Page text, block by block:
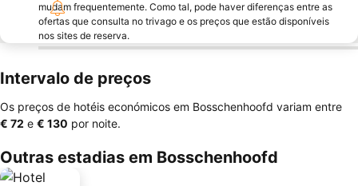
mudam frequentemente. Como tal, pode haver diferenças entre as
ofertas que consulta no trivago e os preços que estão disponíveis
nos sites de reserva.
Intervalo de preços
Os preços de hotéis económicos em Bosschenhoofd variam entre
‎€ 72 e ‎€ 130 por noite.
Outras estadias em Bosschenhoofd